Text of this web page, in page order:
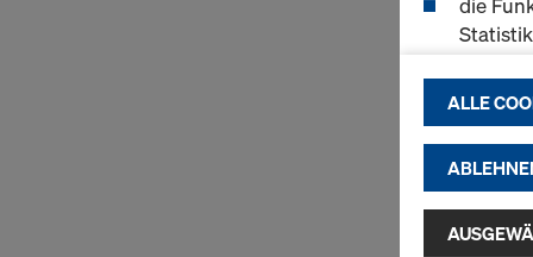
Indem Sie
ALLE